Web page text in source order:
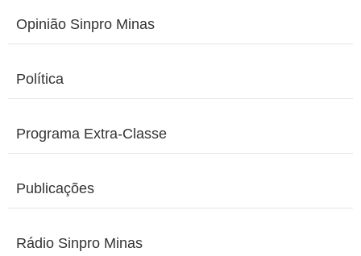
Opinião Sinpro Minas
Política
Programa Extra-Classe
Publicações
Rádio Sinpro Minas